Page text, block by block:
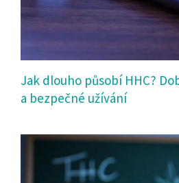
Jak dlouho působí HHC?
a bezpečné užívání